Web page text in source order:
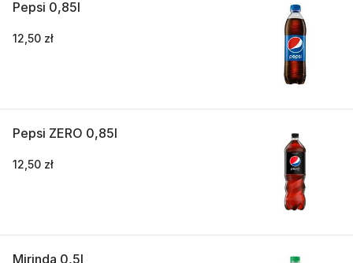
Pepsi 0,85l
12,50 zł
Pepsi ZERO 0,85l
12,50 zł
Mirinda 0,5l